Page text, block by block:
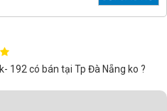
192 có bán tại Tp Đà Nẵng ko ?